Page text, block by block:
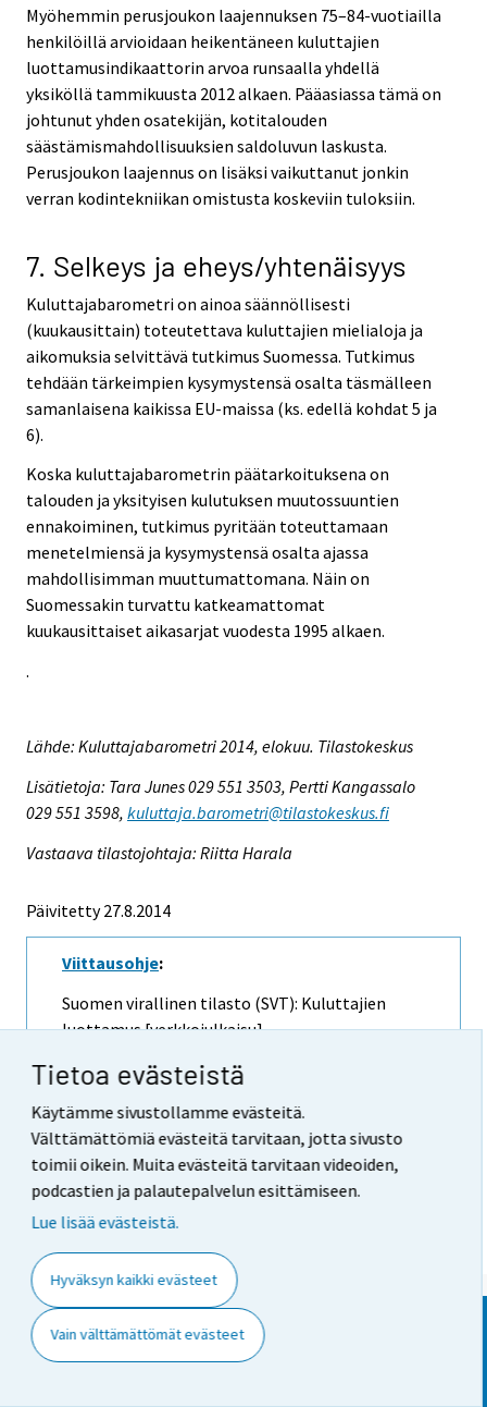
Tietoa evästeistä
Käytämme sivustollamme evästeitä.
Välttämättömiä evästeitä tarvitaan, jotta sivusto
toimii oikein. Muita evästeitä tarvitaan videoiden,
podcastien ja palautepalvelun esittämiseen.
Lue lisää evästeistä.
Hyväksyn kaikki evästeet
Vain välttämättömät evästeet
Myöhemmin perusjoukon laajennuksen 75–84-vuotiailla
henkilöillä arvioidaan heikentäneen kuluttajien
luottamusindikaattorin arvoa runsaalla yhdellä
yksiköllä tammikuusta 2012 alkaen. Pääasiassa tämä on
johtunut yhden osatekijän, kotitalouden
säästämismahdollisuuksien saldoluvun laskusta.
Perusjoukon laajennus on lisäksi vaikuttanut jonkin
verran kodintekniikan omistusta koskeviin tuloksiin.
7. Selkeys ja eheys/yhtenäisyys
Kuluttajabarometri on ainoa säännöllisesti
(kuukausittain) toteutettava kuluttajien mielialoja ja
aikomuksia selvittävä tutkimus Suomessa. Tutkimus
tehdään tärkeimpien kysymystensä osalta täsmälleen
samanlaisena kaikissa EU-maissa (ks. edellä kohdat 5 ja
6).
Koska kuluttajabarometrin päätarkoituksena on
talouden ja yksityisen kulutuksen muutossuuntien
ennakoiminen, tutkimus pyritään toteuttamaan
menetelmiensä ja kysymystensä osalta ajassa
mahdollisimman muuttumattomana. Näin on
Suomessakin turvattu katkeamattomat
kuukausittaiset aikasarjat vuodesta 1995 alkaen.
.
Lähde: Kuluttajabarometri 2014, elokuu. Tilastokeskus
Lisätietoja: Tara Junes 029 551 3503, Pertti Kangassalo
029 551 3598, kuluttaja.barometri@tilastokeskus.fi
Vastaava tilastojohtaja: Riitta Harala
Päivitetty 27.8.2014
Viittausohje:
Suomen virallinen tilasto (SVT): Kuluttajien
luottamus [verkkojulkaisu].
Kuluttajabarometri . Helsinki: Tilastokeskus
[viitattu: 8.8.2026].
Saantitapa:
https://stat.fi/til/kbar/2014/08/kbar_2014_08
_2014-08-27_laa_001_fi.html